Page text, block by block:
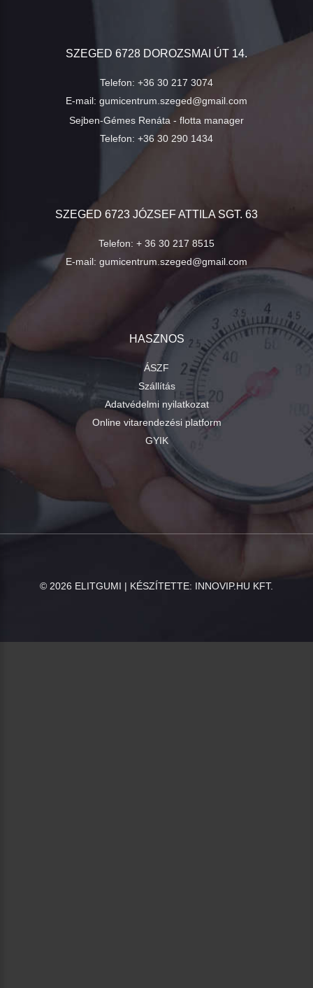
SZEGED 6728 DOROZSMAI ÚT 14.
Telefon: +36 30 217 3074
E-mail: gumicentrum.szeged@gmail.com
Sejben-Gémes Renáta - flotta manager
Telefon: +36 30 290 1434
SZEGED 6723 JÓZSEF ATTILA SGT. 63
Telefon: + 36 30 217 8515
E-mail: gumicentrum.szeged@gmail.com
HASZNOS
ÁSZF
Szállítás
Adatvédelmi nyilatkozat
Online vitarendezési platform
GYIK
© 2026 ELITGUMI | KÉSZÍTETTE: INNOVIP.HU KFT.